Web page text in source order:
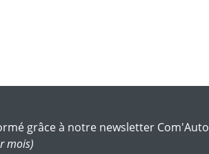
grâce à notre newsletter Com'Auto
mois)